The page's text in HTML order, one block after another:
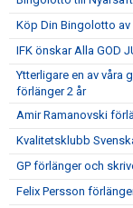
Köp Din Bingolotto av
IFK önskar Alla GOD
Ytterligare en av våra
förlänger 2 år
Amir Ramanovski
Kvalitetsklubb
GP förlänger och
Felix Persson